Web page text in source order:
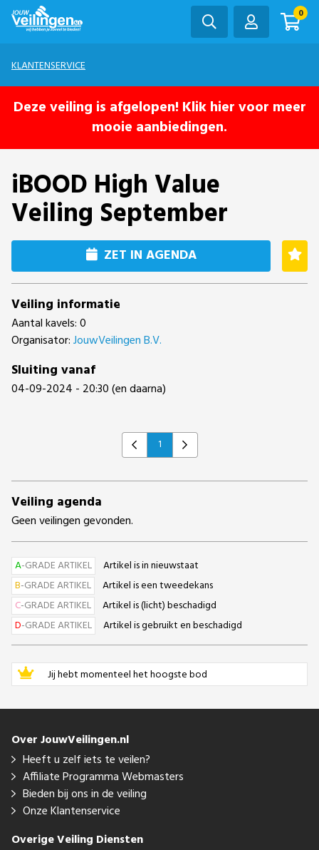
0
KLANTENSERVICE
Deze veiling is afgelopen! Klik hier voor meer
mooie aanbiedingen.
iBOOD High Value
Veiling September
ZET IN AGENDA
Veiling informatie
Aantal kavels: 0
Organisator:JouwVeilingen B.V.
Sluiting vanaf
04-09-2024 - 20:30 (en daarna)
Previous
1 Next
Veiling agenda
Geen veilingen gevonden.
A-GRADE ARTIKEL
Artikel is in nieuwstaat
B-GRADE ARTIKEL
Artikel is een tweedekans
C-GRADE ARTIKEL
Artikel is (licht) beschadigd
D-GRADE ARTIKEL Artikel is gebruikt en beschadigd
Jij hebt momenteel het hoogste bod
Over JouwVeilingen.nl
Heeft u zelf iets te veilen?
Affiliate Programma Webmasters
Bieden bij ons in de veiling
Onze Klantenservice
Overige Veiling Diensten